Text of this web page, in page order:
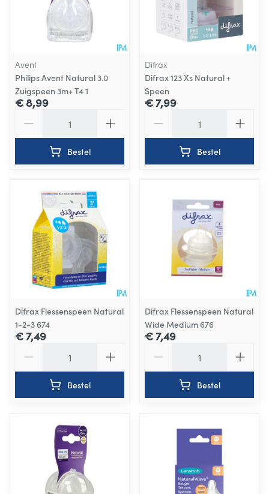
Avent
Philips Avent Natural 3.0
Zuigspeen 3m+ T4 1
€ 8,99
Bestel
Difrax
Difrax 123 Xs Natural +
Speen
€ 7,99
Bestel
Difrax Flessenspeen Natural
1-2-3 674
€ 7,49
Bestel
Difrax Flessenspeen Natural
Wide Medium 676
€ 7,49
Bestel